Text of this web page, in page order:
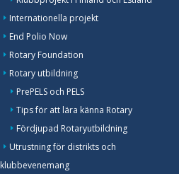
Internationella projekt
End Polio Now
Rotary Foundation
Rotary utbildning
PrePELS och PELS
Tips för att lära känna Rotary
Fördjupad Rotaryutbildning
Utrustning för distrikts och
klubbevenemang